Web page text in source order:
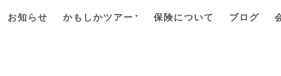
お知らせ かもしかツアー 保険について ブログ